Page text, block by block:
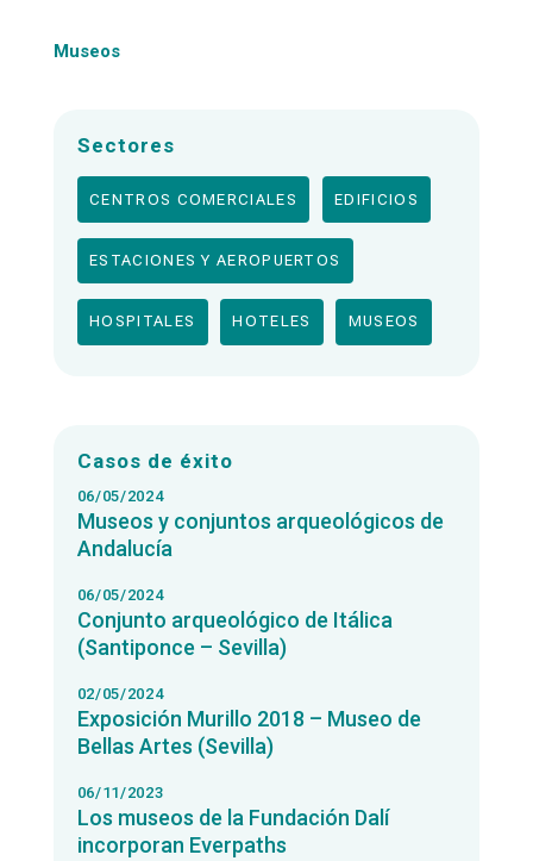
Museos
Sectores
CENTROS COMERCIALES EDIFICIOS
ESTACIONES Y AEROPUERTOS
HOSPITALES HOTELES MUSEOS
Casos de éxito
Museos y conjuntos arqueológicos de
Andalucía
06/05/2024
Conjunto arqueológico de Itálica
(Santiponce – Sevilla)
06/05/2024
Exposición Murillo 2018 – Museo de
Bellas Artes (Sevilla)
02/05/2024
Los museos de la Fundación Dalí
incorporan Everpaths
06/11/2023